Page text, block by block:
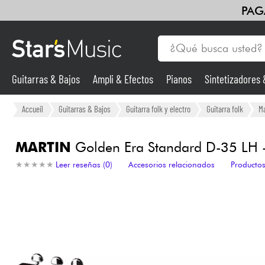
Guitarras & Bajos
Sintetizadores & samplers
Guitarras & Bajos Ampli & Efectos Pianos Sintetizadores
Accueil Guitarras & Bajos Guitarra folk y electro Guitarra folk
MARTIN Golden Era Standard D-35 LH
★ ★ ★ ★ ★
★ ★ ★ ★ ★ Leer reseñas (0) Accesorios relacionados